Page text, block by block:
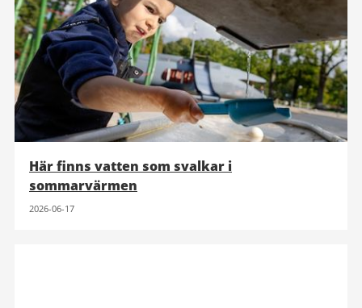
Här finns vatten som svalkar i
sommarvärmen
2026-06-17